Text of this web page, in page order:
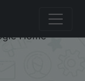
Home